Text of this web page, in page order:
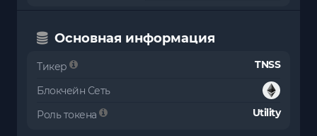
Основная информация
Тикер TNSS
Блокчейн Сеть
Роль токена
Utility